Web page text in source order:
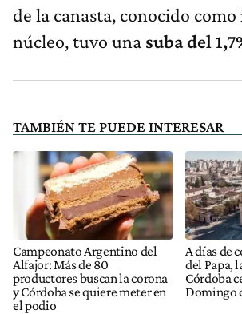
de la canasta, conocido
núcleo, tuvo una suba del
TAMBIÉN TE PUEDE INTERESAR
Campeonato Argentino del
Alfajor: Más de 80
productores buscan la corona
y Córdoba se quiere meter en
el podio
A días de
del Papa,
Córdoba
Domingo